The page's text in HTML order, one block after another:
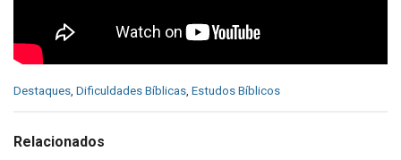
C
e
Destaques Dificuldades Bíblicas Estudos Bíblicos
Relacionados